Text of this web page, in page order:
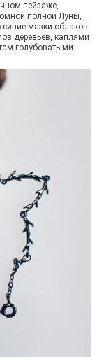
пейзаже,
полной Луны,
мазки облаков.
деревьев, каплями
голубоватыми